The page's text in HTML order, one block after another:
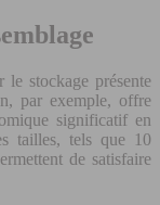
le stockage présente
par exemple, offre
significatif en
tailles, tels que 10
de satisfaire